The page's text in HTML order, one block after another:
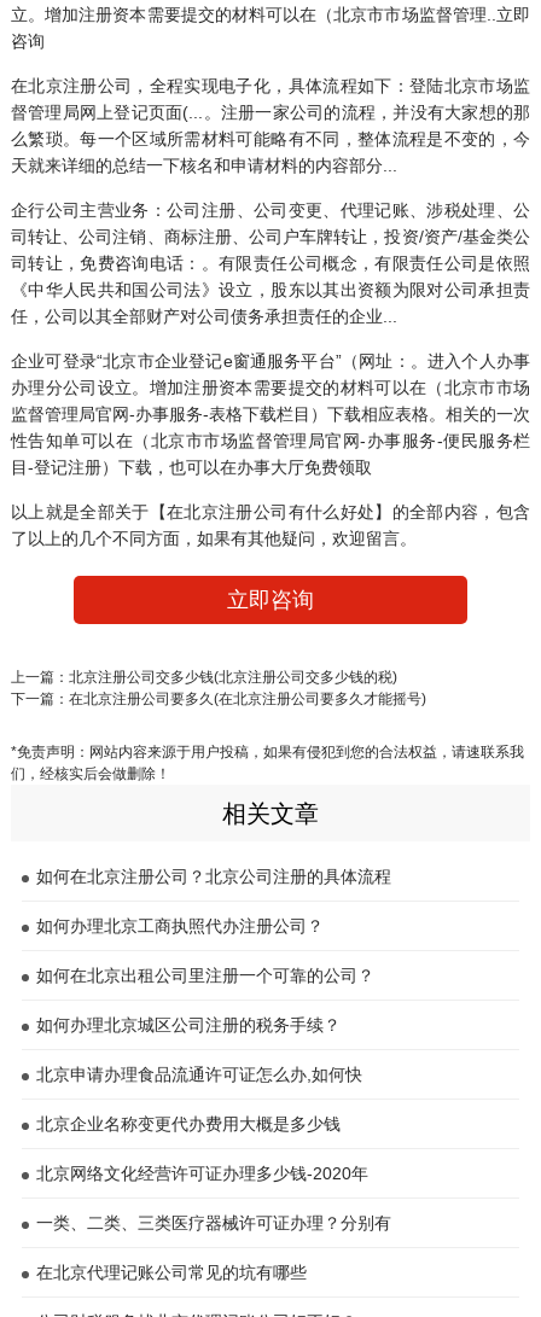
立。增加注册资本需要提交的材料可以在（北京市市场监督管理..立即
咨询
在北京注册公司，全程实现电子化，具体流程如下：登陆北京市场监
督管理局网上登记页面(...。注册一家公司的流程，并没有大家想的那
么繁琐。每一个区域所需材料可能略有不同，整体流程是不变的，今
天就来详细的总结一下核名和申请材料的内容部分...
企行公司主营业务：公司注册 、公司变更、 代理记账 、涉税处理、公
司转让 、公司注销 商标注册、公司户车牌转让，投资/资产/基金类公
司转让，免费咨询电话：。有限责任公司概念，有限责任公司是依照
《中华人民共和国公司法》设立，股东以其出资额为限对公司承担责
任，公司以其全部财产对公司债务承担责任的企业...
企业可登录“北京市企业登记e窗通服务平台”（网址：。进入个人办事
办理分公司设立。增加注册资本需要提交的材料可以在（北京市市场
监督管理局官网-办事服务-表格下载栏目）下载相应表格。相关的一次
性告知单可以在（北京市市场监督管理局官网-办事服务-便民服务栏
目-登记注册）下载，也可以在办事大厅免费领取
以上就是全部关于【在北京注册公司有什么好处】的全部内容，包含
了以上的几个不同方面，如果有其他疑问，欢迎留言。
立即咨询
上一篇： 北京注册公司交多少钱(北京注册公司交多少钱的税)
下一篇： 在北京注册公司要多久(在北京注册公司要多久才能摇号)
*免责声明：网站内容来源于用户投稿，如果有侵犯到您的合法权益，请速联系我
们，经核实后会做删除！
相关文章
如何在北京注册公司？北京公司注册的具体流程
如何办理北京工商执照代办注册公司？
如何在北京出租公司里注册一个可靠的公司？
如何办理北京城区公司注册的税务手续？
北京申请办理食品流通许可证怎么办,如何快
北京企业名称变更代办费用大概是多少钱
北京网络文化经营许可证办理多少钱-2020年
一类、二类、三类医疗器械许可证办理？分别有
在北京代理记账公司常见的坑有哪些